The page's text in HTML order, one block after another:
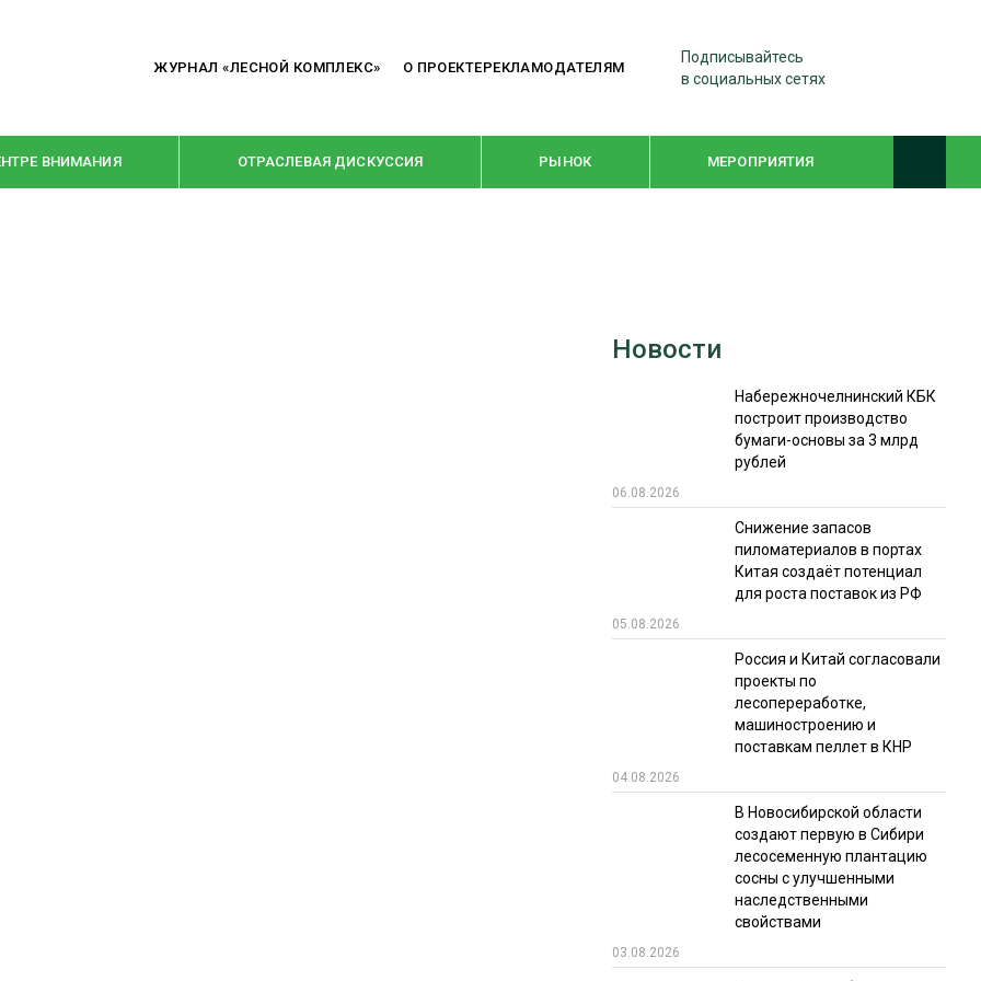
ЖУРНАЛ «ЛЕСНОЙ КОМПЛЕКС» О ПРОЕКТЕРЕКЛАМОДАТЕЛЯМ
Подписывайтесь
в социальных сетях
ВНИМАНИЯ ОТРАСЛЕВАЯ ДИСКУССИЯ РЫНОК МЕРОПРИЯТИЯ
WOODEX-2021
СУШКА ДРЕВЕСИНЫ
ИТОГИ МЕРОПРИЯТИЙ
Новости
Набережночелнинский КБК
построит производство
бумаги-основы за 3 млрд
рублей
06.08.2026
Снижение запасов
пиломатериалов в портах
Китая создаёт потенциал
для роста поставок из РФ
05.08.2026
Россия и Китай согласовали
проекты по
лесопереработке,
машиностроению и
поставкам пеллет в КНР
04.08.2026
В Новосибирской области
создают первую в Сибири
лесосеменную плантацию
сосны с улучшенными
наследственными
свойствами
03.08.2026